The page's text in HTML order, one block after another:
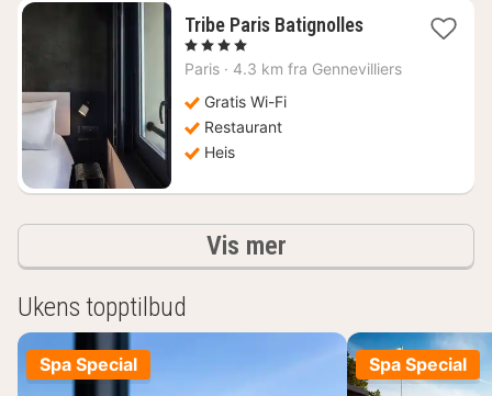
Tribe Paris Batignolles1
fra
, 4 Stjerner
Paris · 4.3 km fra Gennevilliers
Gratis Wi-Fi
Restaurant
Heis
Vis merResultater
Ukens topptilbud
Spa Special Spa Special